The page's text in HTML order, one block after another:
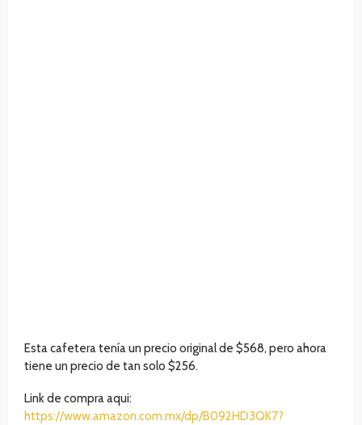
Esta cafetera tenía un precio original de $568, pero ahora
tiene un precio de tan solo $256.
Link de compra aqui:
https://www.amazon.com.mx/dp/B092HD3QK7?